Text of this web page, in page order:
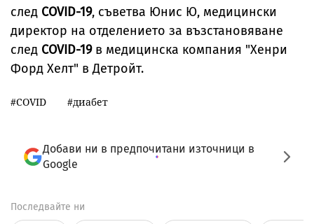
след COVID-19, съветва Юнис Ю, медицински
директор на отделението за възстановяване
след COVID-19 в медицинска компания "Хенри
Форд Хелт" в Детройт.
COVID диабет
Добави ни в предпочитани източници в
Google
Последвайте ни